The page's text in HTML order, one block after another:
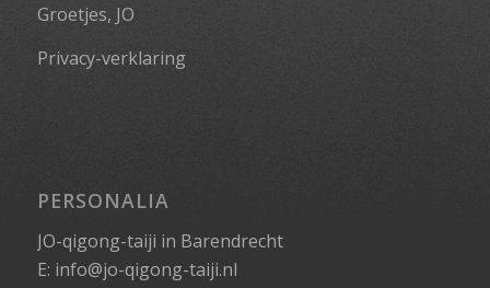
Groetjes, JO
Privacy-verklaring
PERSONALIA
JO-qigong-taiji in Barendrecht
E: info@jo-qigong-taiji.nl